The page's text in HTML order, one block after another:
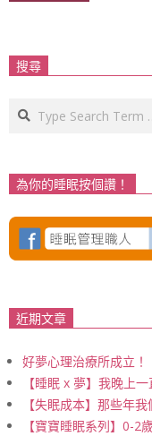
搜尋
Search
為你的睡眠按個讚！
近期文章
好夢心理治療所成立！
【睡眠 x 夢】我晚上
【失眠成本】那些年
【寶寶睡眠系列】0-2